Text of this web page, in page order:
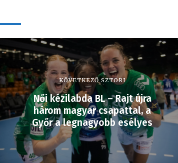
KÖVETKEZŐ SZTORI
Női kézilabda BL – Rajt újra
három magyar csapattal, a
Győr a legnagyobb esélyes